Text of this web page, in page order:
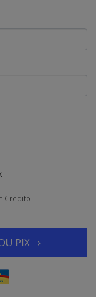
Credito
PIX